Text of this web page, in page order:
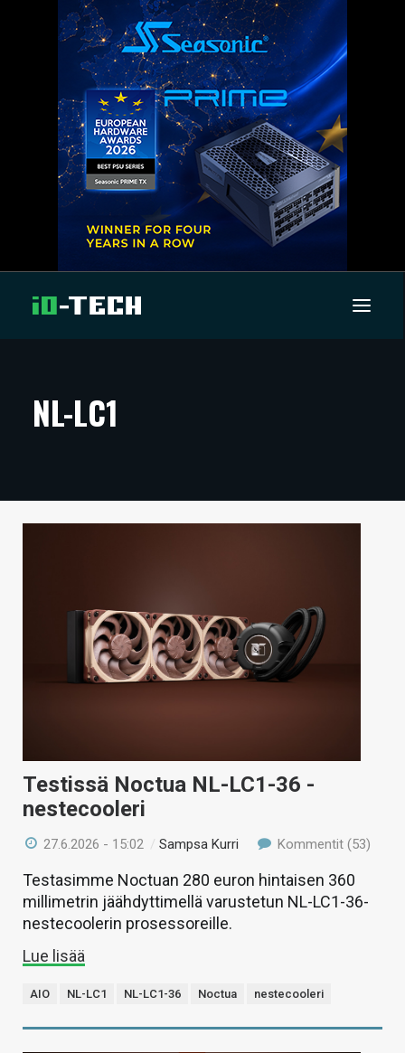
ARTIKKELIT
TECHBBS
VAIHDA TEEMA
NL-LC1
Testissä Noctua NL-LC1-36 -
nestecooleri
27.6.2026 - 15:02 /Sampsa Kurri Kommentit (53)
Testasimme Noctuan 280 euron hintaisen 360
millimetrin jäähdyttimellä varustetun NL-LC1-36-
nestecoolerin prosessoreille.
Lue lisää
AIO NL-LC1 NL-LC1-36 Noctua nestecooleri